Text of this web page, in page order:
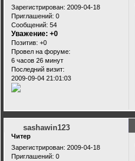
Зарегистрирован: 2009-04-18
Приглашений: 0
Сообщений: 54
Уважение: +0
Позитив: +0
Провел на форуме:
6 часов 26 минут
Последний визит:
2009-09-04 21:01:03
sashawin123
Читер
Зарегистрирован: 2009-04-18
Приглашений: 0